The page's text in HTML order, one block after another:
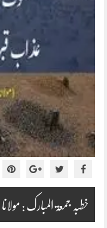
خطبہ جمعۃ المبارک : مولانا